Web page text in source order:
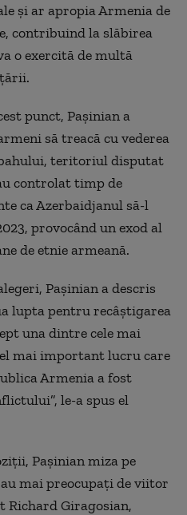
și ar apropia Armenia de
contribuind la slăbirea
o exercită de multă
punct, Pașinian a
să treacă cu vederea
teritoriul disputat
controlat timp de
ca Azerbaidjanul să-l
provocând un exod al
de etnie armeană.
Pașinian a descris
lupta pentru recâștigarea
una dintre cele mai
mai important lucru care
Armenia a fost
le-a spus el
Pașinian miza pe
mai preocupați de viitor
Richard Giragosian,